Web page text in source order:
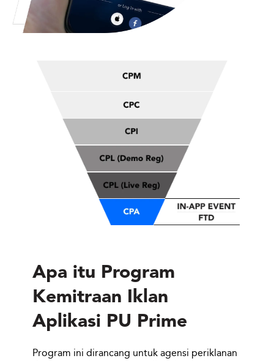
Apa itu Program
Kemitraan Iklan
Aplikasi PU Prime
Program ini dirancang untuk agensi periklanan